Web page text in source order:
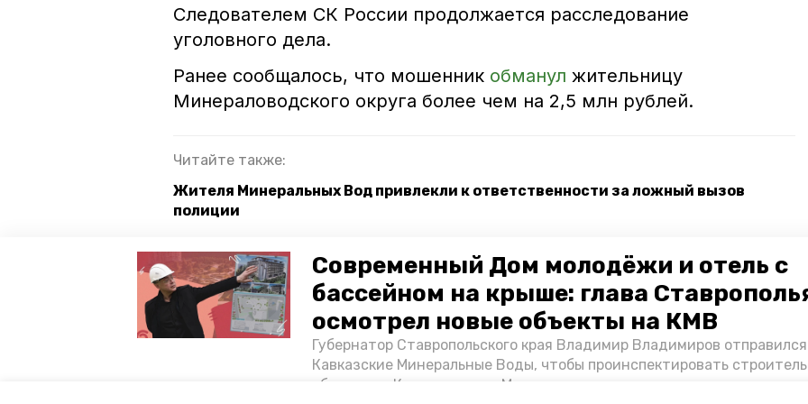
Современный Дом молодёжи и отель с
бассейном на крыше: глава
осмотрел новые объекты на КМВ
Губернатор Ставропольского края Владимир Владимиров
Кавказские Минеральные Воды, чтобы проинспектировать
объектов в Кисловодске и Минводах, а также выслушать
Следователем СК России продолжается расследование
уголовного дела.
Ранее сообщалось, что мошенник обманул жительницу
Минераловодского округа более чем на 2,5 млн рублей.
Читайте также:
Жителя Минеральных Вод привлекли к ответственности за ложный вызов
полиции
Минераловодском округе
Почти 700 тыс. рублей потерял 84-летний житель Минвод из-за мошенника
таможенная служба уголовное дело